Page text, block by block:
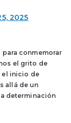
2025
conmemorar
el grito de
el inicio de
allá de un
determinación